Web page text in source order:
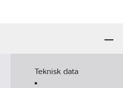
Teknisk data